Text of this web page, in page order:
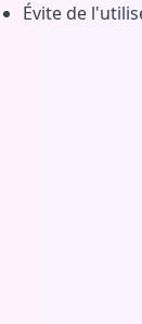
Évite de